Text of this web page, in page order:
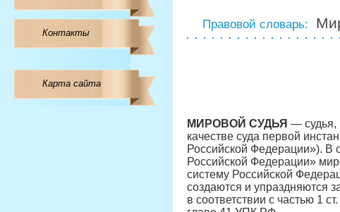
Контакты
Карта сайта
Правовой словарь:
МИРОВОЙ СУДЬЯ — судья,
качестве суда первой
Российской Федерации»). В
Российской Федерации»
систему Российской
создаются и упраздняются
в соответствии с частью 1